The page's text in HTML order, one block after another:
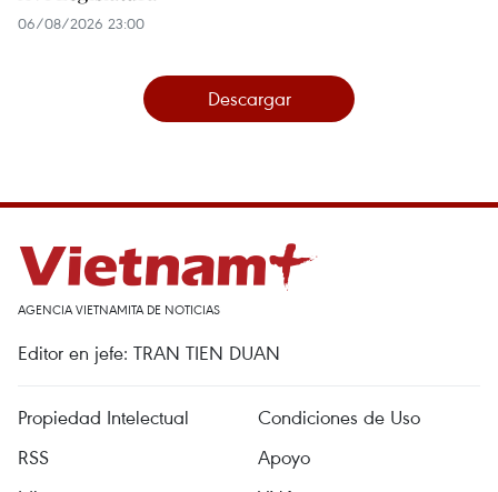
06/08/2026 23:00
Descargar
AGENCIA VIETNAMITA DE NOTICIAS
Editor en jefe: TRAN TIEN DUAN
Propiedad Intelectual
Condiciones de Uso
RSS
Apoyo